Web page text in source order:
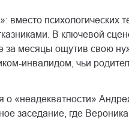
вместо психологических
В ключевой
за месяцы ощутив свою
инвалидом, чьи
«неадекватности»
заседание, где